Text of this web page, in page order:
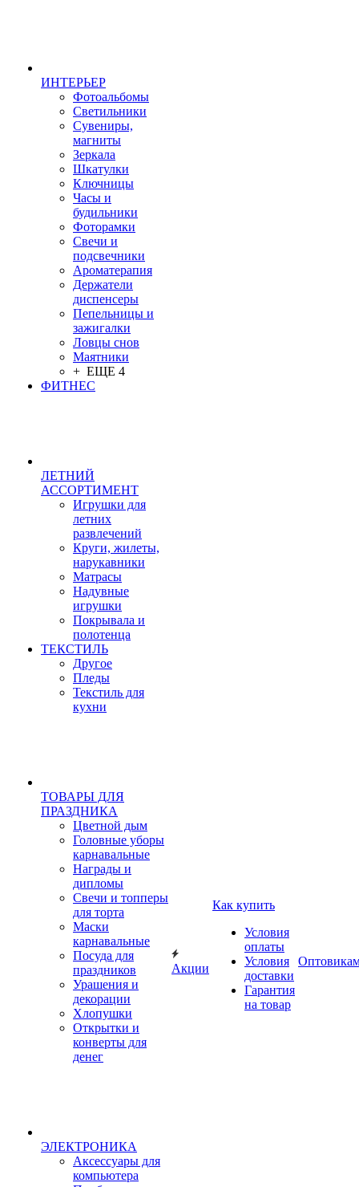
ИНТЕРЬЕР
Фотоальбомы
Светильники
Сувениры,
магниты
Зеркала
Шкатулки
Ключницы
Часы и
будильники
Фоторамки
Свечи и
подсвечники
Ароматерапия
Держатели
диспенсеры
Пепельницы и
зажигалки
Ловцы снов
Маятники
+ ЕЩЕ 4
ФИТНЕС
ЛЕТНИЙ
АССОРТИМЕНТ
Игрушки для
летних
развлечений
Круги, жилеты,
нарукавники
Матрасы
Надувные
игрушки
Покрывала и
полотенца
ТЕКСТИЛЬ
Другое
Пледы
Текстиль для
кухни
ТОВАРЫ ДЛЯ
ПРАЗДНИКА
Цветной дым
Головные уборы
карнавальные
Награды и
дипломы
Свечи и топперы
для торта
Маски
карнавальные
Посуда для
праздников
Урашения и
декорации
Хлопушки
Открытки и
конверты для
денег
ЭЛЕКТРОНИКА
Аксессуары для
компьютера
Акции
Как купить
Условия
оплаты
Условия
доставки
Гарантия
на товар